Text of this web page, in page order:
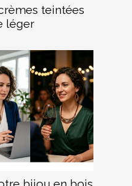
teintées
léger